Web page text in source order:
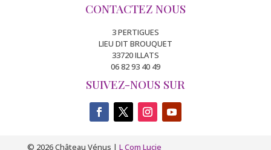
CONTACTEZ NOUS
3 PERTIGUES
LIEU DIT BROUQUET
33720 ILLATS
06 82 93 40 49
SUIVEZ-NOUS SUR
© 2026 Château Vénus | L Com Lucie